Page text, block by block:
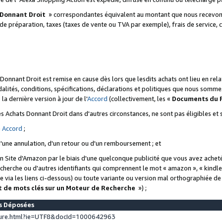
Droit » correspondantes équivalent au montant que nous
préparation, taxes (taxes de vente ou TVA par exemple), frais de
Droit est remise en cause dès lors que lesdits achats ont lieu en
conditions, spécifications, déclarations et politiques que nous
dernière version à jour de l'Accord (collectivement, les « Documents du
Achats Donnant Droit dans d'autres circonstances, ne sont pas éligibles
Accord ;
annulation, d'un retour ou d'un remboursement ; et
Site d'Amazon par le biais d'une quelconque publicité que vous avez
ou d'autres identifiants qui comprennent le mot « amazon », «
via les liens ci-dessous) ou toute variante ou version mal orthographiée
mots clés sur un Moteur de Recherche ») ;
Déposées